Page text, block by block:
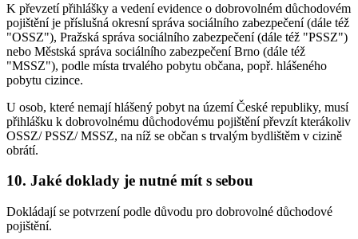
K převzetí přihlášky a vedení evidence o dobrovolném důchodovém
pojištění je příslušná okresní správa sociálního zabezpečení (dále též
"OSSZ"), Pražská správa sociálního zabezpečení (dále též "PSSZ")
nebo Městská správa sociálního zabezpečení Brno (dále též
"MSSZ"), podle místa trvalého pobytu občana, popř. hlášeného
pobytu cizince.
U osob, které nemají hlášený pobyt na území České republiky, musí
přihlášku k dobrovolnému důchodovému pojištění převzít kterákoliv
OSSZ/ PSSZ/ MSSZ, na níž se občan s trvalým bydlištěm v cizině
obrátí.
10. Jaké doklady je nutné mít s sebou
Dokládají se potvrzení podle důvodu pro dobrovolné důchodové
pojištění.